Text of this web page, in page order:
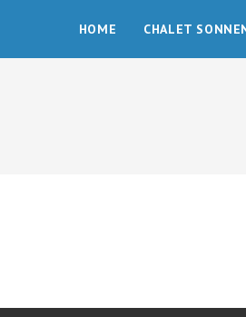
HOME CHALET